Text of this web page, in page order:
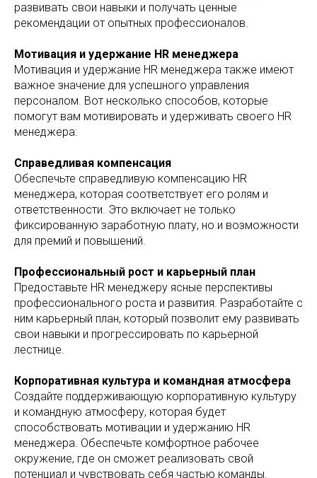
развивать свои навыки и получать ценные
рекомендации от опытных профессионалов.
Мотивация и удержание HR менеджера
Мотивация и удержание HR менеджера также имеют
важное значение для успешного управления
персоналом. Вот несколько способов, которые
помогут вам мотивировать и удерживать своего HR
менеджера:
Справедливая компенсация
Обеспечьте справедливую компенсацию HR
менеджера, которая соответствует его ролям и
ответственности. Это включает не только
фиксированную заработную плату, но и возможности
для премий и повышений.
Профессиональный рост и карьерный план
Предоставьте HR менеджеру ясные перспективы
профессионального роста и развития. Разработайте с
ним карьерный план, который позволит ему развивать
свои навыки и прогрессировать по карьерной
лестнице.
Корпоративная культура и командная атмосфера
Создайте поддерживающую корпоративную культуру
и командную атмосферу, которая будет
способствовать мотивации и удержанию HR
менеджера. Обеспечьте комфортное рабочее
окружение, где он сможет реализовать свой
потенциал и чувствовать себя частью команды.